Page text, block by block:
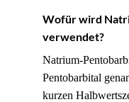
Wofür wird
verwendet?
Natrium-
Pentobarbital
kurzen